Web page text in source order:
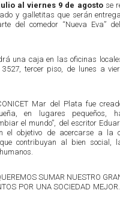
al viernes 9 de agostose
y galletitas que serán
del comedor “Nueva Eva”
una caja en las oficinas
3527, tercer piso, de lunes a
Mar del Plata fue
en lugares pequeños,
el mundo”, del escritor
el objetivo de acercarse a la
contribuyan al bien social,
SUMAR NUESTRO
POR UNA SOCIEDAD